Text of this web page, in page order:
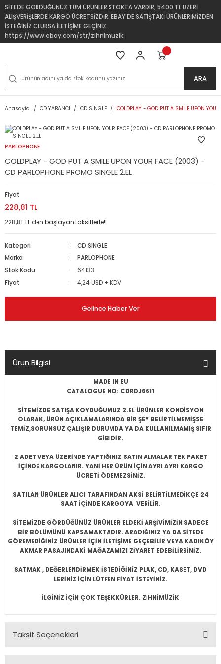
SİTEDE GÖRDÜĞÜNÜZ TÜM ÜRÜNLER STOKTA VARDIR, 5400 TL ÜZERİ
ALIŞVERİŞLERDE KARGO ÜCRETSİZDİR. EBAY'DE SATIŞTAKİ ÜRÜNLERİMİZDEN
İSTEĞİNİZ OLURSA İLETİŞİME GEÇİNİZ.
https://www.ebay.com/str/zihnimuzik
ARA
Anasayfa CD YABANCI CD SINGLE COLDPLAY - GOD PUT A SMILE UPON
PARLOPHONE
COLDPLAY - GOD PUT A SMILE UPON YOUR FACE (2003) -
CD PARLOPHONE PROMO SINGLE 2.EL
Fiyat
228,81 TL
228,81 TL den başlayan taksitlerle!!
Kategori
CD SINGLE
Marka
PARLOPHONE
Stok Kodu
64133
Fiyat
4,24 USD + KDV
Gelince Haber Ver
Ürün Bilgisi
MADE IN EU
CATALOGUE NO: CDRDJ6611
SİTEMİZDE SATIŞA KOYDUĞUMUZ 2.EL ÜRÜNLER KONDİSYON
OLARAK, ÜRÜN AÇIKLAMALARINDA BİR ŞEY BELİRTİLMEMİŞSE
TEMİZ,SORUNSUZ ÇALIŞIR DURUMDA YA DA KULLANILMAMIŞ SIFIR
GİBİDİR.
2 ADET VEYA ÜZERİNDE YAPTIĞINIZ SATIN ALMALAR TEK PAKET
İÇİNDE KARGOLANIR. YANİ HER ÜRÜN İÇİN AYRI AYRI KARGO
ÜCRETİ ÖDEMEZSİNİZ.
SATILAN ÜRÜNLER ALICI TARAFINDAN AKSİ BELİRTİLMEDİKÇE 24
SAAT İÇİNDE KARGOYA VERİLİR.
SİTEMİZDE GÖRDÜĞÜNÜZ ÜRÜNLER ELDEKİ ARŞİVİMİZİN SADECE
BİR BÖLÜMÜNÜ KAPSAMAKTADIR. ARADIĞINIZ YA DA SİTEDE
GÖREMEDİĞİNİZ ÜRÜNLER İÇİN İLETİŞİME GEÇEBİLİR VEYA KADIKÖY
AKMAR PASAJINDAKİ MAĞAZAMIZI ZİYARET EDEBİLİRSİNİZ.
SATMAK , DEĞERLENDİRMEK İSTEDİĞİNİZ PLAK, CD, KASET, DVD
LERİNİZ İÇİN LÜTFEN FİYAT İSTEYİNİZ.
İLGİNİZ İÇİN ÇOK TEŞEKKÜRLER. ZİHNİMÜZİK
Taksit Seçenekleri